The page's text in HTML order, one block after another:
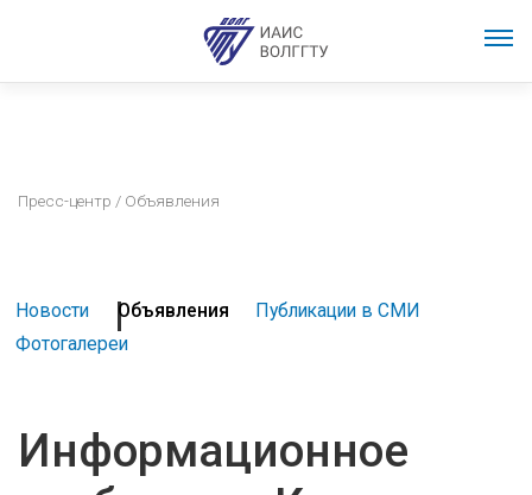
Пресс-центр / Объявления
Новости Объявления
Публикации в СМИ
Фотогалереи
Информационное